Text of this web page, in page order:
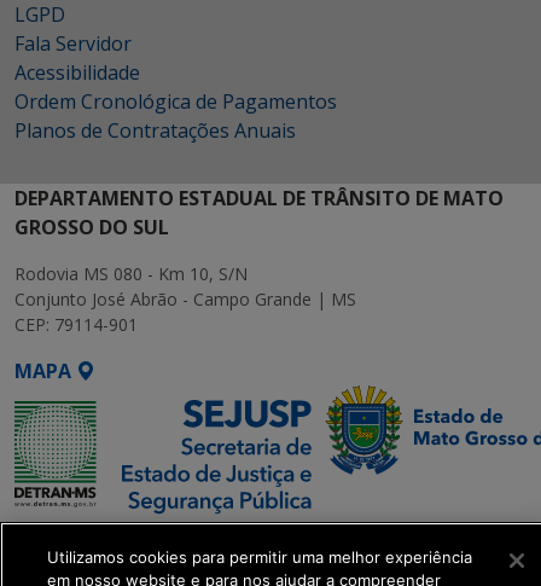
LGPD
Fala Servidor
Acessibilidade
Ordem Cronológica de Pagamentos
Planos de Contratações Anuais
DEPARTAMENTO ESTADUAL DE TRÂNSITO DE MATO
GROSSO DO SUL
Rodovia MS 080 - Km 10, S/N
Conjunto José Abrão - Campo Grande | MS
CEP: 79114-901
MAPA
Executiva de
Utilizamos cookies para permitir uma melhor experiência
em nosso website e para nos ajudar a compreender